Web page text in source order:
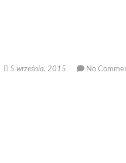
5 września, 2015 No